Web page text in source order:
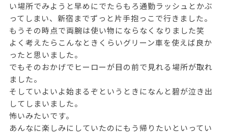
い場所でみようと早めにでたらもろ通勤ラッシュとかぶ
ってしまい、新宿までずっと片手抱っこで行きました。
もうその時点で両腕は使い物にならなくなりました笑
よく考えたらこんなときくらいグリーン車を使えば良か
ったと思いました。
でもそのおかげでヒーローが目の前で見れる場所が取れ
ました。
そしていよいよ始まるぞというときになんと碧が泣き出
してしまいました。
怖いみたいです。
あんなに楽しみにしていたのにもう帰りたいといってい